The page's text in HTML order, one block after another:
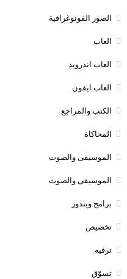
الصور الفوتوغرافية
العاب
العاب اندرويد
العاب ايفون
الكتب والمراجع
المحاكاة
الموسيقى والصوت
الموسيقى والصوت
برامج ويندوز
تخصيص
ترفيه
تسوّق